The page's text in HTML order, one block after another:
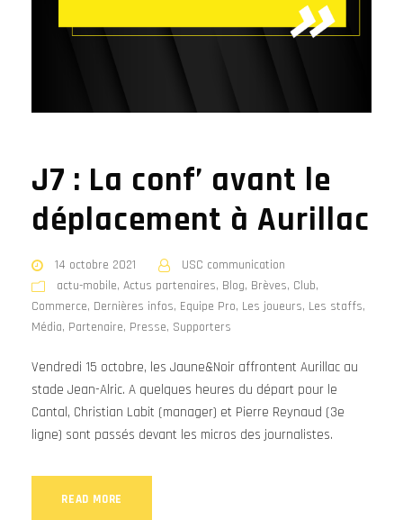
J7 : La conf’ avant le
déplacement à Aurillac
14 octobre 2021
USC communication
actu-mobile, Actus partenaires, Blog, Brèves, Club,
Commerce, Dernières infos, Equipe Pro, Les joueurs, Les staffs,
Média, Partenaire, Presse, Supporters
Vendredi 15 octobre, les Jaune&Noir affrontent Aurillac au
stade Jean-Alric. A quelques heures du départ pour le
Cantal, Christian Labit (manager) et Pierre Reynaud (3e
ligne) sont passés devant les micros des journalistes.
READ MORE